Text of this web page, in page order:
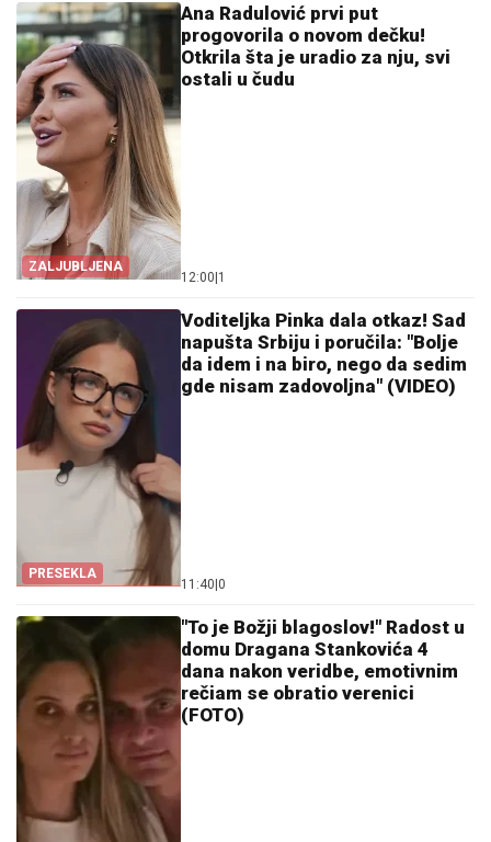
ZALJUBLJENA
Ana Radulović prvi put
progovorila o novom dečku!
Otkrila šta je uradio za nju, svi
ostali u čudu
12:00|1
PRESEKLA
Voditeljka Pinka dala otkaz! Sad
napušta Srbiju i poručila: "Bolje
da idem i na biro, nego da sedim
gde nisam zadovoljna" (VIDEO)
11:40|0
"To je Božji blagoslov!" Radost u
domu Dragana Stankovića 4
dana nakon veridbe, emotivnim
rečiam se obratio verenici
(FOTO)